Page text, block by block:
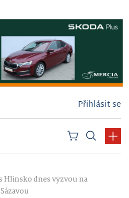
Přihlásit se
Hlinsko dnes vyzvou na